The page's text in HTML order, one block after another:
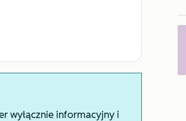
wyłącznie informacyjny i